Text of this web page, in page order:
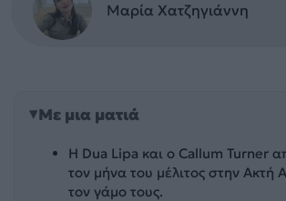
Μαρία Χατζηγιάννη
Με μια ματιά
Η Dua Lipa και ο Callum Turner
τον μήνα του μέλιτος στην Ακτή
τον γάμο τους.